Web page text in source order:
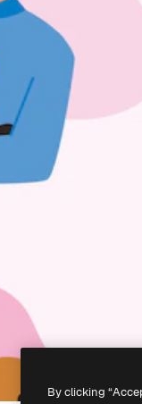
By clicking